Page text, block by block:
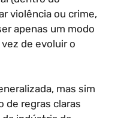
violência ou crime,
apenas um modo
de evoluir o
mas sim
de regras claras